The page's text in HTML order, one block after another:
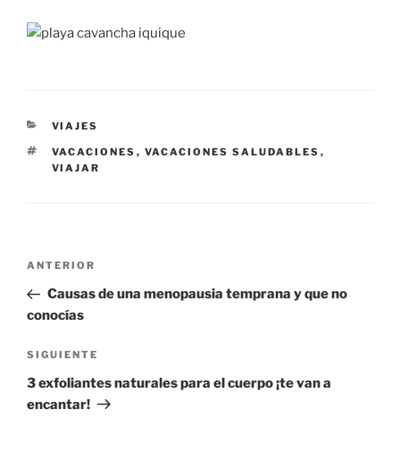
CATEGORÍAS
VIAJES
ETIQUETAS
VACACIONES , VACACIONES SALUDABLES ,
VIAJAR
Navegación
entradas
Entrada
anterior:
ANTERIOR
Causas de una menopausia temprana y que no
conocías
Siguiente
entrada
SIGUIENTE
3 exfoliantes naturales para el cuerpo ¡te van a
encantar!